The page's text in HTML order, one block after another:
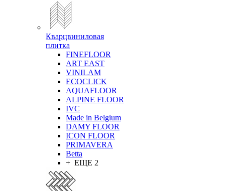
Кварцвиниловая
плитка
FINEFLOOR
ART EAST
VINILAM
ECOCLICK
AQUAFLOOR
ALPINE FLOOR
IVC
Made in Belgium
DAMY FLOOR
ICON FLOOR
PRIMAVERA
Betta
+ ЕЩЕ 2